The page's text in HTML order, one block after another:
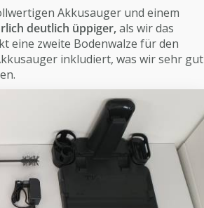
Akkusauger und einem
deutlich üppiger,als wir das
eine zweite Bodenwalze für den
inkludiert, was wir sehr gut